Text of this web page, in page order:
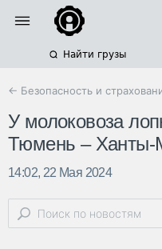
Найти грузы
← Безопасность и
У молоковоза
Тюмень – Ханты-
14:02, 22 Мая 2024